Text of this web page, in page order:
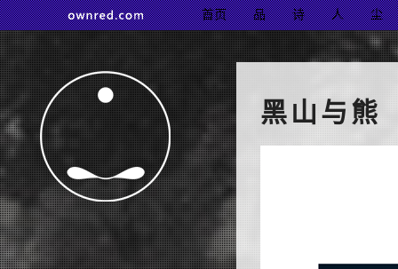
首页 品 诗 人 尘
黑山与熊